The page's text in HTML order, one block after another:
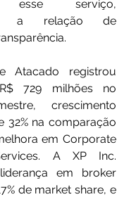
esse serviço,
a relação de
Atacado registrou
729 milhões no
crescimento
32% na comparação
em Corporate
A XP Inc.
em broker
de market share, e